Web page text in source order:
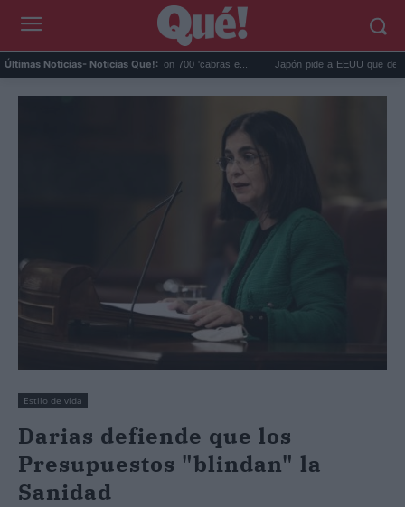
Últimas Noticias- Noticias Que!:
eliminó 140.000 cabras con 700 'cabras e... Japón pide a EEUU que deje de usar
Estilo de vida
Darias defiende que los
Presupuestos "blindan" la
Sanidad